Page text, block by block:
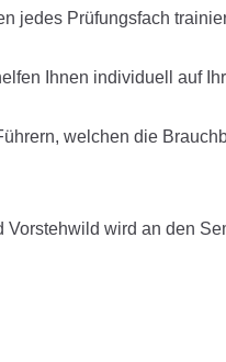
jedes Prüfungsfach
Ihnen individuell auf
welchen die
wird an den